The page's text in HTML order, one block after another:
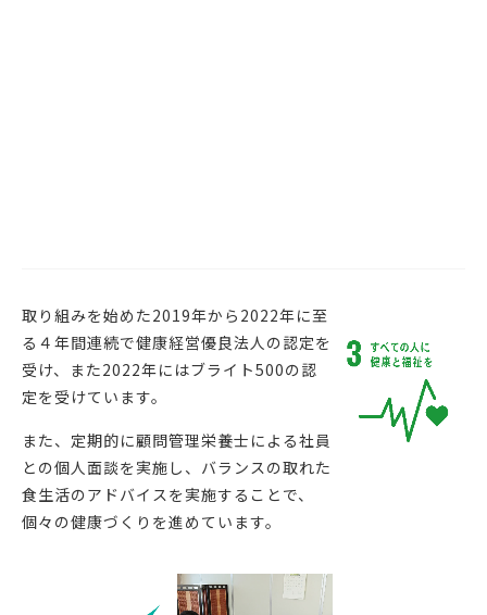
取り組みを始めた2019年から2022年に至
る４年間連続で健康経営優良法人の認定を
受け、また2022年にはブライト500の認
定を受けています。
また、定期的に顧問管理栄養士による社員
との個人面談を実施し、バランスの取れた
食生活のアドバイスを実施することで、
個々の健康づくりを進めています。